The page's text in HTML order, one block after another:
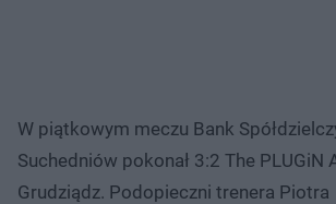
W piątkowym meczu Bank
Suchedniów pokonał 3:2 The PLUGiN
Grudziądz. Podopieczni trenera Piotra